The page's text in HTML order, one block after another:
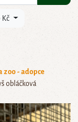
zoo - adopce
obláčková